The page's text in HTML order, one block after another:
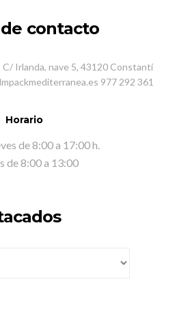
contacto
Irlanda, nave 5, 43120 Constantí
977 292 361
Horario
de 8:00 a 17:00 h.
de 8:00 a 13:00